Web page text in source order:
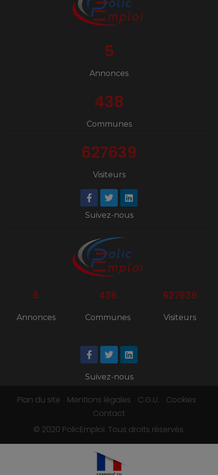
5
Annonces
438
Communes
627639
Visiteurs
Suivez-nous
5
Annonces
438
Communes
627639
Visiteurs
Suivez-nous
© 2020 PolicEmploi. Tous droits réservés.
Plan du site Mentions légales C.G.U.
Cookies
Contact